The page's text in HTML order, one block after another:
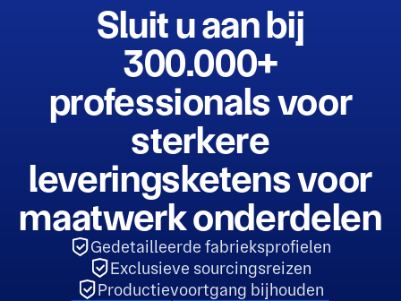
Sluit u aan bij
300.000+
professionals voor
sterkere
leveringsketens voor
maatwerk onderdelen
Gedetailleerde fabrieksprofielen
Exclusieve sourcingsreizen
Productievoortgang bijhouden